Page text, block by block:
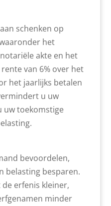
schenken op
het
akte en het
van 6% over het
het jaarlijks betalen
u uw
uw toekomstige
bevoordelen,
belasting besparen.
erfenis kleiner,
minder